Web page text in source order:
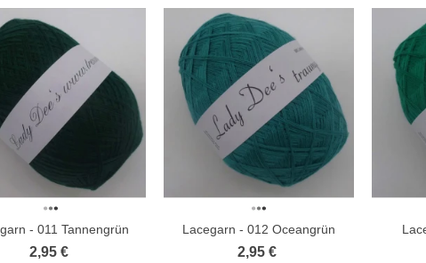
Vergleich hinzufügen
- 011 Tannengrün
2,95 €
Zum Vergleich hinzufügen
Lacegarn - 012 Oceangrün
2,95 €
Zum